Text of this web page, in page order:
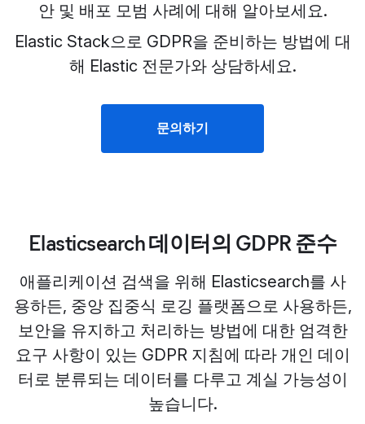
안 및 배포 모범 사례에 대해 알아보세요.
Elastic Stack으로 GDPR을 준비하는 방법에 대
해 Elastic 전문가와 상담하세요.
문의하기
Elasticsearch 데이터의 GDPR 준수
애플리케이션 검색을 위해 Elasticsearch를 사
용하든, 중앙 집중식 로깅 플랫폼으로 사용하든,
보안을 유지하고 처리하는 방법에 대한 엄격한
요구 사항이 있는 GDPR 지침에 따라 개인 데이
터로 분류되는 데이터를 다루고 계실 가능성이
높습니다.